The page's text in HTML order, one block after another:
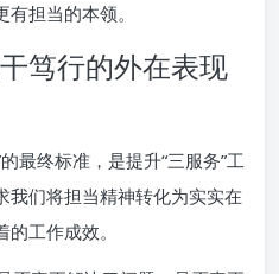
担当的本领。
笃行的外在表现
最终标准，是提升“三服务”工
我们将担当精神转化为实实在
工作成效。